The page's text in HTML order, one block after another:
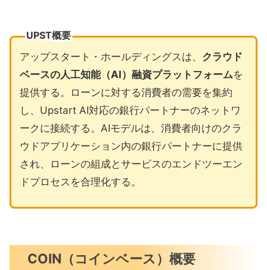
UPST概要
アップスタート・ホールディングスは、 クラウド
ベースの人工知能（AI）融資プラットフォームを
提供する。ローンに対する消費者の需要を集約
し、Upstart AI対応の銀行パートナーのネットワ
ークに接続する。AIモデルは、消費者向けのクラ
ウドアプリケーション内の銀行パートナーに提供
され、ローンの組成とサービスのエンドツーエン
ドプロセスを合理化する。
COIN（コインベース）概要